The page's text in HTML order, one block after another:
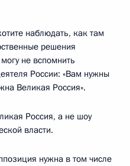
наблюдать, как там
решения
не вспомнить
России: «Вам нужны
Великая Россия».
Россия, а не шоу
власти.
нужна в том числе